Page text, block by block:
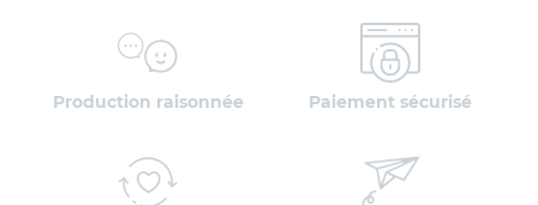
Production raisonnée Paiement sécurisé